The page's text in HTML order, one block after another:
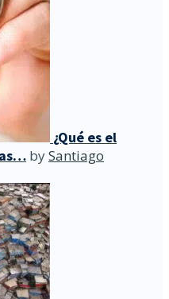
¿Qué es el
bySantiago